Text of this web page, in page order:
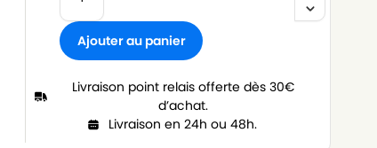
Ajouter au panier
Livraison point relais offerte dès 30€
d’achat.
Livraison en 24h ou 48h.